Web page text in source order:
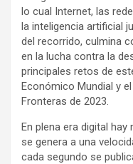
lo cual Internet, las
la inteligencia artificial
del recorrido, culmina
en la lucha contra la
principales retos de
Económico Mundial y
Fronteras de 2023.
En plena era digital
se genera a una
cada segundo se